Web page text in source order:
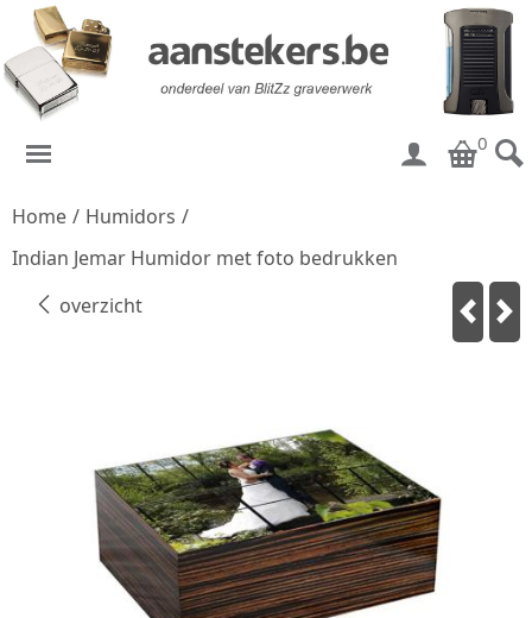
0
Home / Humidors /
Indian Jemar Humidor met foto bedrukken
overzicht